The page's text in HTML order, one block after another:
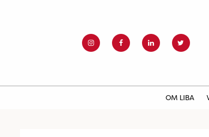
OM LIBA